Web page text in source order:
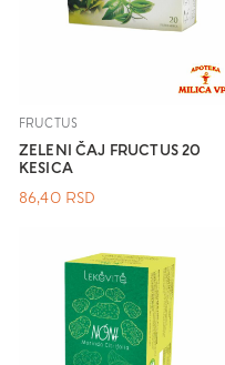
FRUCTUS
ZELENI ČAJ FRUCTUS 20
KESICA
86,40 RSD